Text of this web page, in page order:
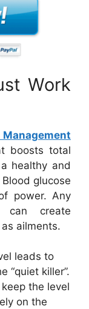
Work
boosts total
healthy and
glucose
power. Any
can create
ailments.
leads to
“quiet killer”.
the level
on the